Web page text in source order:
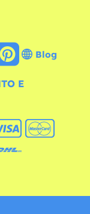
Blog
E